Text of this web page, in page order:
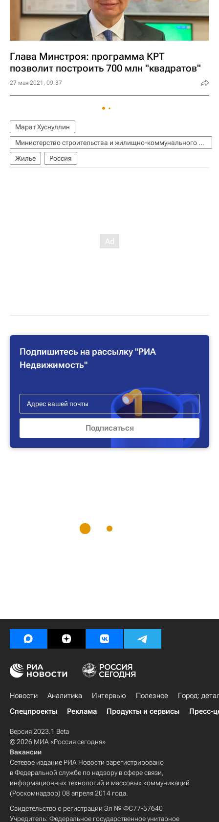
Глава Минстроя: программа КРТ
позволит построить 700 млн "квадратов"
27 мая 2021, 09:37
Марат Хуснуллин
Министерство строительства и жилищно-коммунального хозяйства РФ (Минстрой России)
Жилье
Россия
Подпишитесь на рассылку "РИА
Недвижимость"
Новости Аналитика Интервью Полезное
Город:
Спецпроекты
Реклама Продукты и сервисы Пресс-
Версия 2023.1 Beta
© 2026 МИА «Россия сегодня»
Вакансии
Сетевое издание РИА Новости зарегистрировано
в Федеральной службе по надзору в сфере связи,
информационных технологий и массовых коммуникаций
(Роскомнадзор) 08 апреля 2014 года.
Свидетельство о регистрации Эл № ФС77-57640
Учредитель: Федеральное государственное унитарное